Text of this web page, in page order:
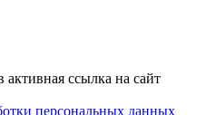
ссылка на сайт
персональных данных